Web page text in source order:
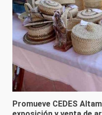
Promueve CEDES